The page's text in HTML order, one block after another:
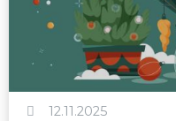
12.11.2025